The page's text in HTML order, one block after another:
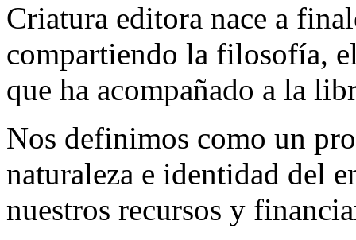
Criatura editora nace a
compartiendo la filosofía,
que ha acompañado a la
Nos definimos como un
naturaleza e identidad del
nuestros recursos y